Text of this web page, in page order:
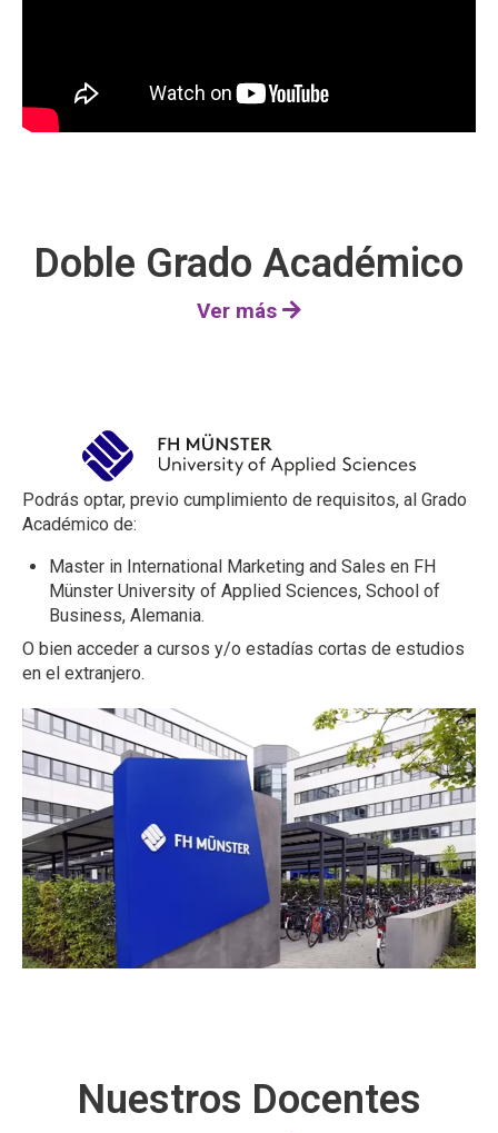
Doble Grado Académico
Ver más
Podrás optar, previo cumplimiento de requisitos, al Grado
Académico de:
Master in International Marketing and Sales en FH
Münster University of Applied Sciences, School of
Business, Alemania.
O bien acceder a cursos y/o estadías cortas de estudios
en el extranjero.
Nuestros Docentes